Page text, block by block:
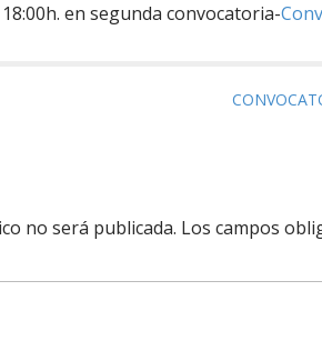
en segunda convocatoria-
no será publicada. Los campos